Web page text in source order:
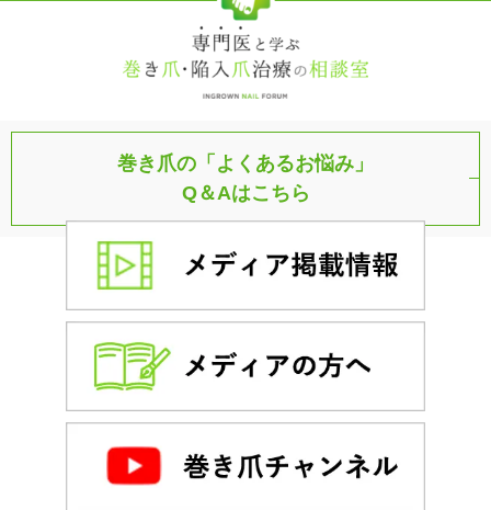
巻き爪の「よくあるお悩み」
Q＆Aはこちら